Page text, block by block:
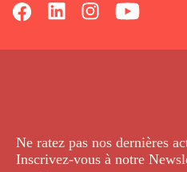
Ne ratez pas nos dernières
Inscrivez-vous à notre